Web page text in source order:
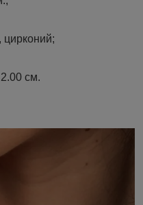
цирконий;
см.